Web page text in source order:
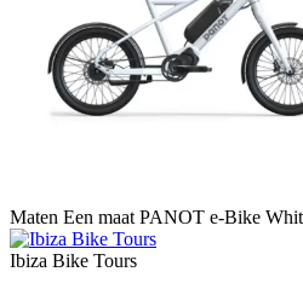
Maten Een maat PANOT e-Bike
Ibiza Bike Tours